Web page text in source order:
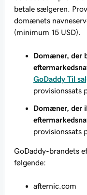
betale sælgeren.
domænets
(minimum 15 USD).
Domæner, der
GoDaddy Til
provisionssats
Domæner, der
provisionssats
GoDaddy-brandets
følgende:
afternic.com